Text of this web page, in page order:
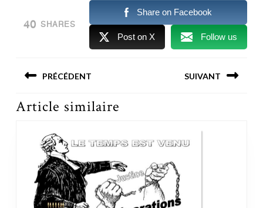
40 SHARES
Share on Facebook
Post on X Follow us
de
l’article
PRÉCÉDENT SUIVANT
Article similaire